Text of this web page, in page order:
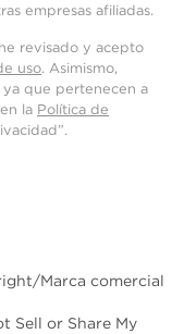
empresas afiliadas.
revisado y acepto
uso. Asimismo,
que pertenecen a
la Política de
Marca comercial
Sell or Share My